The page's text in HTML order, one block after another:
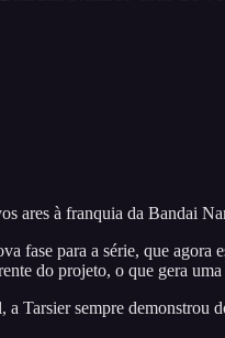
ares à franquia da Bandai
fase para a série, que agora
do projeto, o que gera
Tarsier sempre